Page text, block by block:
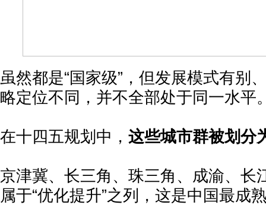
虽然都是“国家级”，但发展模式有别
略定位不同，并不全部处于同一水平
在十四五规划中， 这些城市群被划分
京津冀、长三角、珠三角、成渝、长
属于“优化提升”之列，这是中国最成